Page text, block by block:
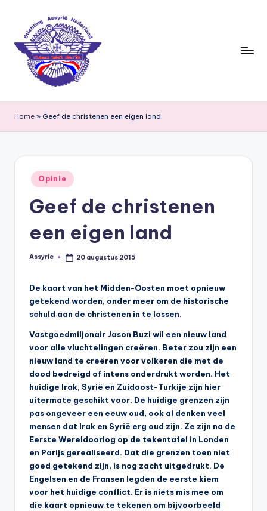
ti
c
h
Home » Geef de christenen een eigen land
Geplaatst
in
Opinie
Geef de christenen
een eigen land
Geplaatst
Assyrie 20 augustus 2015
De kaart van het Midden-Oosten moet opnieuw
getekend worden, onder meer om de historische
schuld aan de christenen in te lossen.
Vastgoedmiljonair Jason Buzi wil een nieuw land
voor alle vluchtelingen creëren. Beter zou zijn een
nieuw land te creëren voor volkeren die met de
dood bedreigd of intens onderdrukt worden. Het
huidige Irak, Syrië en Zuidoost-Turkije zijn hier
uitermate geschikt voor. De huidige grenzen zijn
pas ongeveer een eeuw oud, ook al denken veel
mensen dat Irak en Syrië erg oud zijn. Ze zijn na de
Eerste Wereldoorlog op de tekentafel in Londen
en Parijs gerealiseerd. Dat die grenzen toen niet
goed getekend zijn, is nog zacht uitgedrukt. De
Engelsen en de Fransen legden de eerste kiem
voor het huidige conflict. Er is niets mis mee om
die kaart opnieuw te tekenen om bijvoorbeeld